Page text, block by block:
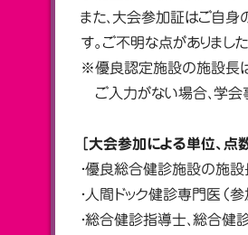
また、大会参加証はご自身
す。ご不明な点がありまし
※優良認定施設の施設長
ご入力がない場合、学会
［大会参加による単位、点
・優良総合健診施設の施
・人間ドック健診専門医（
・総合健診指導士、総合